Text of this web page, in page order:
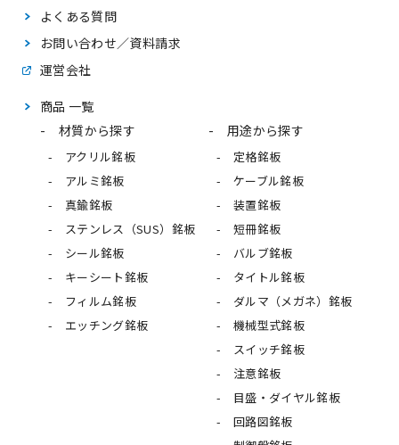
よくある質問
お問い合わせ／資料請求
運営会社
商品 一覧
材質から探す
アクリル銘板
アルミ銘板
真鍮銘板
ステンレス（SUS）銘板
シール銘板
キーシート銘板
フィルム銘板
エッチング銘板
用途から探す
定格銘板
ケーブル銘板
装置銘板
短冊銘板
バルブ銘板
タイトル銘板
ダルマ（メガネ）銘板
機械型式銘板
スイッチ銘板
注意銘板
目盛・ダイヤル銘板
回路図銘板